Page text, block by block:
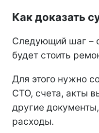
Как доказать
Следующий шаг –
будет стоить
Для этого нужно
СТО, счета, акты
другие
расходы.